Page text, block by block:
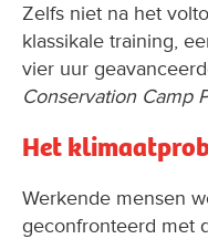
Zelfs niet na het
klassikale training,
vier uur
Conservation Camp
Het
Werkende mensen
geconfronteerd met